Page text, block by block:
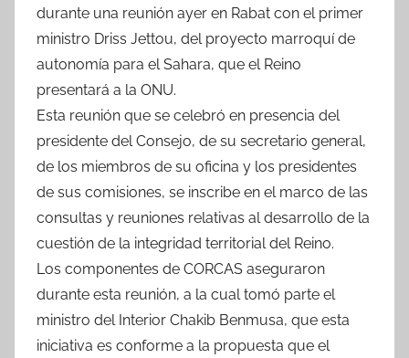
durante una reunión ayer en Rabat con el primer
ministro Driss Jettou, del proyecto marroquí de
autonomía para el Sahara, que el Reino
presentará a la ONU.
Esta reunión que se celebró en presencia del
presidente del Consejo, de su secretario general,
de los miembros de su oficina y los presidentes
de sus comisiones, se inscribe en el marco de las
consultas y reuniones relativas al desarrollo de la
cuestión de la integridad territorial del Reino.
Los componentes de CORCAS aseguraron
durante esta reunión, a la cual tomó parte el
ministro del Interior Chakib Benmusa, que esta
iniciativa es conforme a la propuesta que el